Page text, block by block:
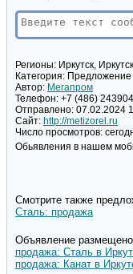
Регионы: Иркутск,
Категория: Предложение
Автор: Мегапром
Телефон: +7 (486)
Отправлено: 07.02.2024
Сайт: http://metizorel.ru
Число просмотров:
Обьявления в нашем
Смотрите также
Сталь: продажа
Объявление
продажа: Сталь в
продажа: Канат в